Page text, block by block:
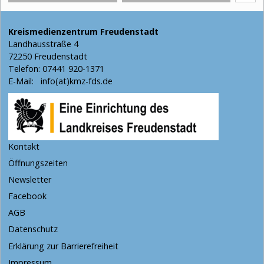
Kreismedienzentrum Freudenstadt
Landhausstraße 4
72250 Freudenstadt
Telefon: 07441 920-1371
E-Mail:
info(at)kmz-fds.de
Kontakt
Öffnungszeiten
Newsletter
Facebook
AGB
Datenschutz
Erklärung zur Barrierefreiheit